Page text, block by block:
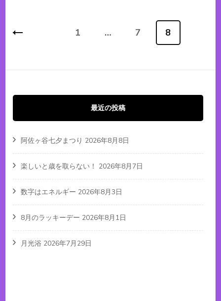
ビ
シ
ョ
固
1 … 固
7 固
ジ
8
最近の投稿
阿佐ヶ谷七夕まつり 2026年8月8日
楽しいと歳を取らない！ 2026年8月7日
数字はエネルギー 2026年8月3日
8月のラッキーデー 2026年8月1日
月光浴 2026年7月29日